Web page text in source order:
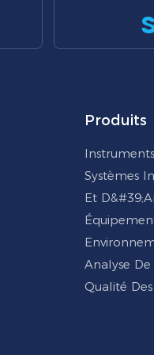
Produits
Systèmes
Et
Analyse
Qualité